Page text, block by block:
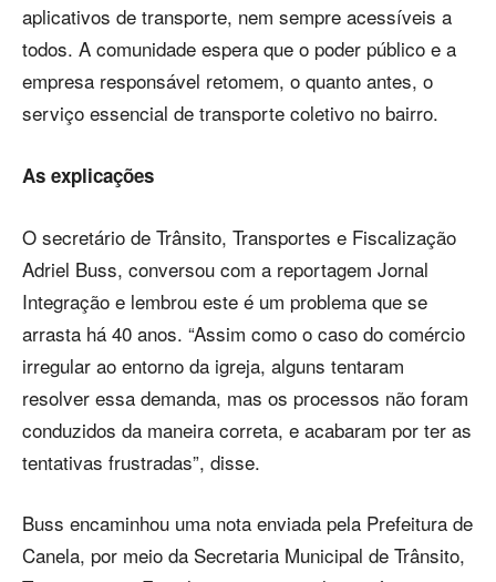
aplicativos de transporte, nem sempre acessíveis a
todos. A comunidade espera que o poder público e a
empresa responsável retomem, o quanto antes, o
serviço essencial de transporte coletivo no bairro.
As explicações
O secretário de Trânsito, Transportes e Fiscalização
Adriel Buss, conversou com a reportagem Jornal
Integração e lembrou este é um problema que se
arrasta há 40 anos. “Assim como o caso do comércio
irregular ao entorno da igreja, alguns tentaram
resolver essa demanda, mas os processos não foram
conduzidos da maneira correta, e acabaram por ter as
tentativas frustradas”, disse.
Buss encaminhou uma nota enviada pela Prefeitura de
Canela, por meio da Secretaria Municipal de Trânsito,